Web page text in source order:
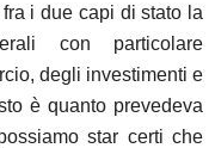
i due capi di stato la
con particolare
degli investimenti e
è quanto prevedeva
star certi che